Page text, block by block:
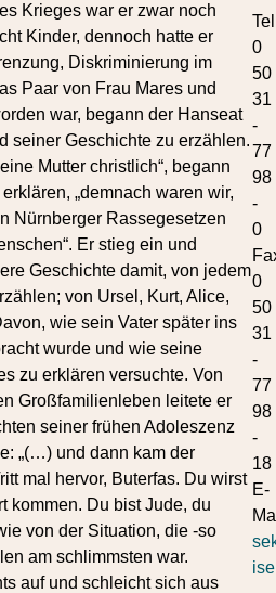
Krieges war er zwar noch
Kinder, dennoch hatte er
Diskriminierung im
Paar von Frau Mares und
war, begann der Hanseat
seiner Geschichte zu erzählen.
Mutter christlich“, begann
„demnach waren wir,
Nürnberger Rassegesetzen
Er stieg ein und
Geschichte damit, von jedem
von Ursel, Kurt, Alice,
wie sein Vater später ins
wurde und wie seine
zu erklären versuchte. Von
Großfamilienleben leitete er
seiner frühen Adoleszenz
„(…) und dann kam der
mal hervor, Buterfas. Du wirst
kommen. Du bist Jude, du
von der Situation, die -so
am schlimmsten war.
auf und schleicht sich aus
0
50
31
-
77
98
-
0
0
50
31
-
77
98
-
18
E-